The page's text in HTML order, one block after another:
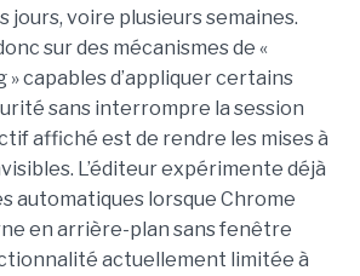
jours, voire plusieurs semaines.
sur des mécanismes de «
capables d’appliquer certains
sans interrompre la session
affiché est de rendre les mises à
L’éditeur expérimente déjà
automatiques lorsque Chrome
en arrière-plan sans fenêtre
actuellement limitée à